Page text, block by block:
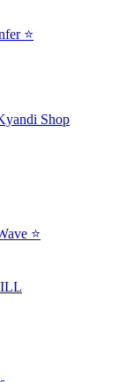
⭐️
Shop
⭐️